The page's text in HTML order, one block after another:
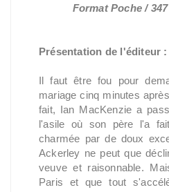
Format Poche /
Présentation de l'éditeur :
Il faut être fou pour
mariage cinq minutes
fait, Ian MacKenzie a
l'asile où son père l'a
charmée par de doux
Ackerley ne peut que
veuve et raisonnable.
Paris et que tout